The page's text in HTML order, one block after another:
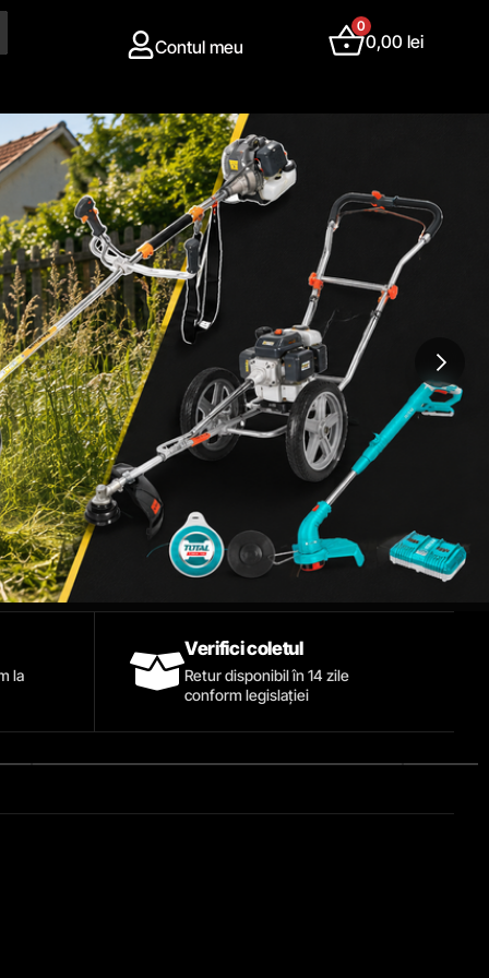
Contul meu
0
0,00lei
la
Verifici coletul
Retur disponibil în 14 zile
conform legislației